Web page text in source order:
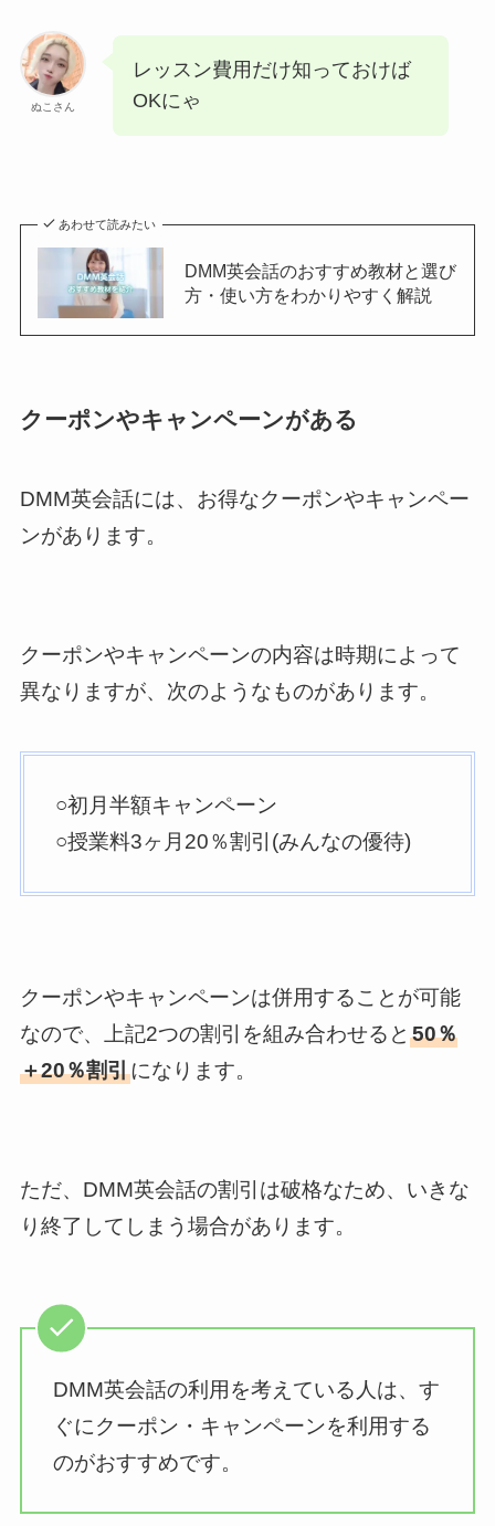
ぬこさん
レッスン費用だけ知っておけば
OKにゃ
あわせて読みたい
DMM英会話のおすすめ教材と選び
方・使い方をわかりやすく解説
クーポンやキャンペーンがある
DMM英会話には、お得なクーポンやキャンペー
ンがあります。
クーポンやキャンペーンの内容は時期によって
異なりますが、次のようなものがあります。
○初月半額キャンペーン
○授業料3ヶ月20％割引(みんなの優待)
クーポンやキャンペーンは併用することが可能
なので、上記2つの割引を組み合わせると 50％
＋20％割引になります。
ただ、DMM英会話の割引は破格なため、いきな
り終了してしまう場合があります。
DMM英会話の利用を考えている人は、す
ぐにクーポン・キャンペーンを利用する
のがおすすめです。